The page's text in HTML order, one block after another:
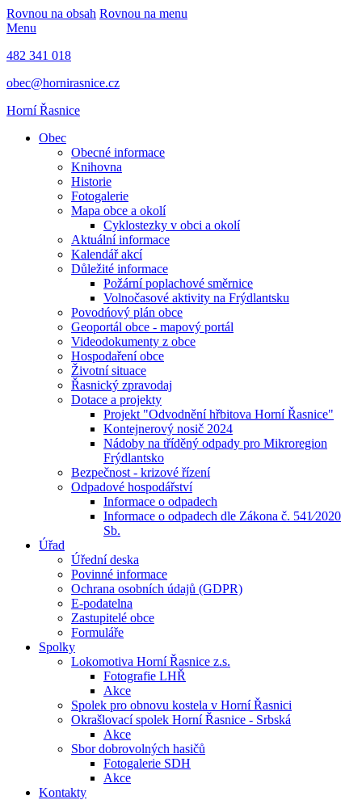
Rovnou na obsah Rovnou na menu
Menu
482 341 018
obec@hornirasnice.cz
Horní Řasnice
Obec
Obecné informace
Knihovna
Historie
Fotogalerie
Mapa obce a okolí
Cyklostezky v obci a okolí
Aktuální informace
Kalendář akcí
Důležité informace
Požární poplachové směrnice
Volnočasové aktivity na Frýdlantsku
Povodńový plán obce
Geoportál obce - mapový portál
Videodokumenty z obce
Hospodaření obce
Životní situace
Řasnický zpravodaj
Dotace a projekty
Projekt "Odvodnění hřbitova Horní Řasnice"
Kontejnerový nosič 2024
Nádoby na tříděný odpady pro Mikroregion
Frýdlantsko
Bezpečnost - krizové řízení
Odpadové hospodářství
Informace o odpadech
Informace o odpadech dle Zákona č. 541⁄2020
Sb.
Úřad
Úřední deska
Povinné informace
Ochrana osobních údajů (GDPR)
E-podatelna
Zastupitelé obce
Formuláře
Spolky
Lokomotiva Horní Řasnice z.s.
Fotografie LHŘ
Akce
Spolek pro obnovu kostela v Horní Řasnici
Okrašlovací spolek Horní Řasnice - Srbská
Akce
Sbor dobrovolných hasičů
Fotogalerie SDH
Akce
Kontakty